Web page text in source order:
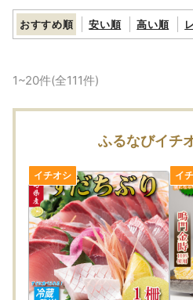
県が負担します。
寄附者からの寄附は徳島県が受
種手続きを行います。
④ 返礼品の送付
返礼品は、県が中間事業者を通
礼品調達費および送料等は県が
⑤ 交付金の交付（市町村へ）
当該市町村に係る寄附額総額か
料の経費（50％）と県事業充当
を、市町村へ交付金として交付
県庁HP：https://
docs/7310820/
おすすめ順 安い順 高い順
1~20件(全111件)
ふるなびイチ